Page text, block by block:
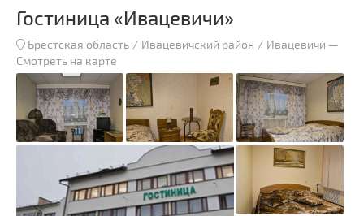
Гостиница «Ивацевичи»
Брестская область Ивацевичский район Ивацевичи —
Смотреть на карте